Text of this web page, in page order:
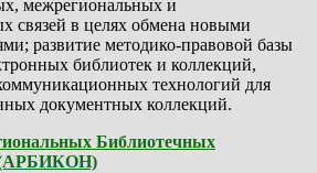
межрегиональных и
связей в целях обмена новыми
развитие методико-правовой базы
библиотек и коллекций,
технологий для
документных коллекций.
Библиотечных
(АРБИКОН)